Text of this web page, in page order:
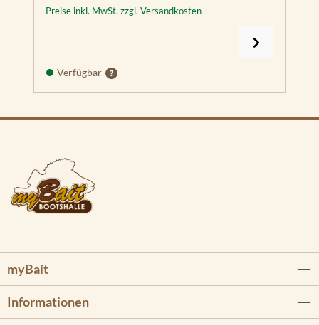
Preise inkl. MwSt. zzgl. Versandkosten
Verfügbar
myBait
Informationen